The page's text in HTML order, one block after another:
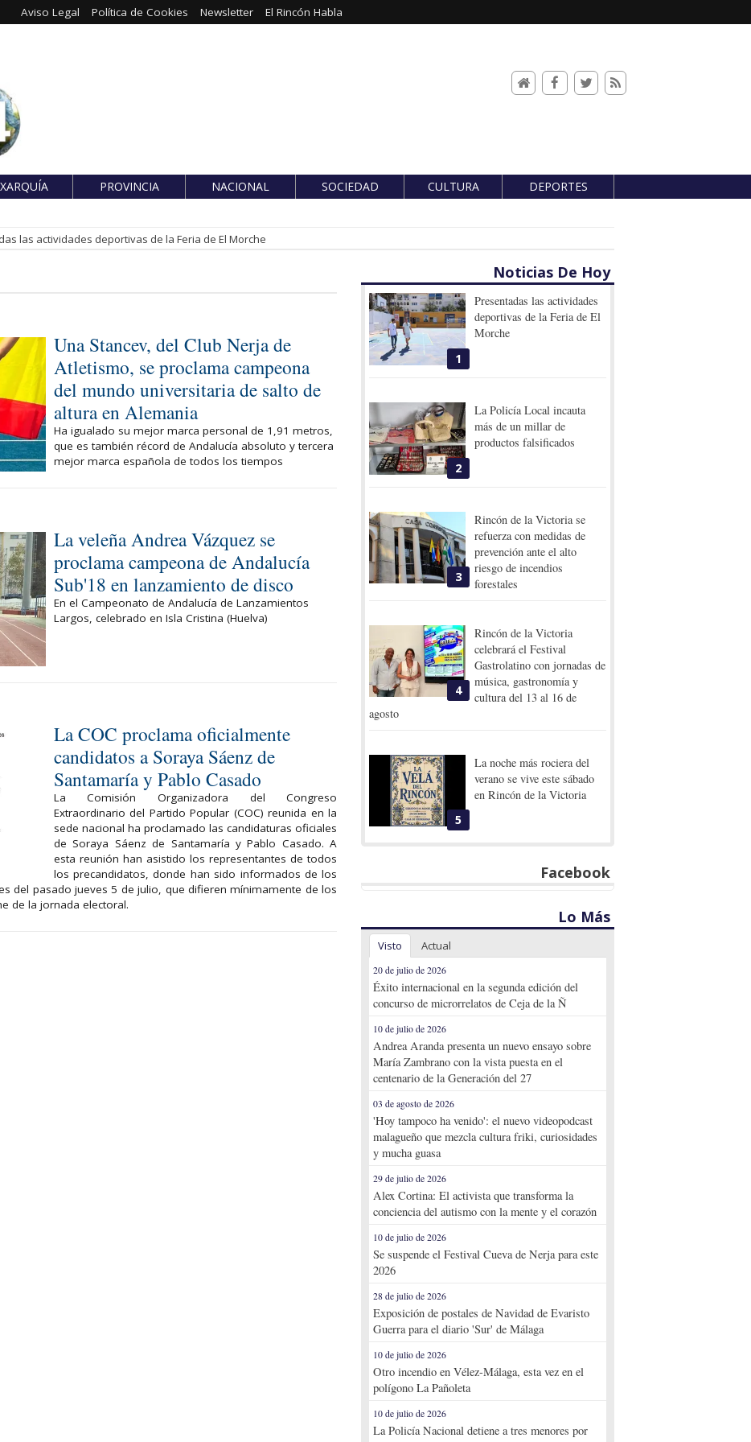
Aviso Legal Política de Cookies Newsletter El Rincón Habla
PROVINCIA NACIONAL SOCIEDAD CULTURA DEPORTES
las actividades deportivas de la Feria de El Morche
Una Stancev, del Club Nerja de
Atletismo, se proclama campeona
del mundo universitaria de salto de
altura en Alemania
Ha igualado su mejor marca personal de 1,91 metros,
que es también récord de Andalucía absoluto y tercera
mejor marca española de todos los tiempos
La veleña Andrea Vázquez se
proclama campeona de Andalucía
Sub'18 en lanzamiento de disco
En el Campeonato de Andalucía de Lanzamientos
Largos, celebrado en Isla Cristina (Huelva)
La COC proclama oficialmente
candidatos a Soraya Sáenz de
Santamaría y Pablo Casado
La Comisión Organizadora del Congreso
Extraordinario del Partido Popular (COC) reunida en la
sede nacional ha proclamado las candidaturas oficiales
de Soraya Sáenz de Santamaría y Pablo Casado. A
esta reunión han asistido los representantes de todos
los precandidatos, donde han sido informados de los
del pasado jueves 5 de julio, que difieren mínimamente de los
de la jornada electoral.
Noticias De Hoy
1
Presentadas las actividades
deportivas de la Feria de El
Morche
2
La Policía Local incauta
más de un millar de
productos falsificados
3
Rincón de la Victoria se
refuerza con medidas de
prevención ante el alto
riesgo de incendios
forestales
4
Rincón de la Victoria
celebrará el Festival
Gastrolatino con jornadas de
música, gastronomía y
cultura del 13 al 16 de
agosto
5
La noche más rociera del
verano se vive este sábado
en Rincón de la Victoria
Facebook
Lo Más
Visto Actual
20 de julio de 2026
Éxito internacional en la segunda edición del
concurso de microrrelatos de Ceja de la Ñ
10 de julio de 2026
Andrea Aranda presenta un nuevo ensayo sobre
María Zambrano con la vista puesta en el
centenario de la Generación del 27
03 de agosto de 2026
'Hoy tampoco ha venido': el nuevo videopodcast
malagueño que mezcla cultura friki, curiosidades
y mucha guasa
29 de julio de 2026
Alex Cortina: El activista que transforma la
conciencia del autismo con la mente y el corazón
10 de julio de 2026
Se suspende el Festival Cueva de Nerja para este
2026
28 de julio de 2026
Exposición de postales de Navidad de Evaristo
Guerra para el diario 'Sur' de Málaga
10 de julio de 2026
Otro incendio en Vélez-Málaga, esta vez en el
polígono La Pañoleta
10 de julio de 2026
La Policía Nacional detiene a tres menores por